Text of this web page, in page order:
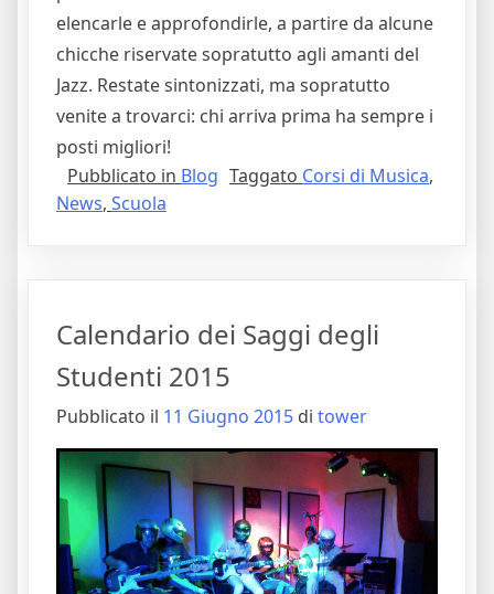
elencarle e approfondirle, a partire da alcune
chicche riservate sopratutto agli amanti del
Jazz. Restate sintonizzati, ma sopratutto
venite a trovarci: chi arriva prima ha sempre i
posti migliori!
Pubblicato in Blog Taggato Corsi di Musica,
News, Scuola
Calendario dei Saggi degli
Studenti 2015
Pubblicato il 11 Giugno 2015 di tower